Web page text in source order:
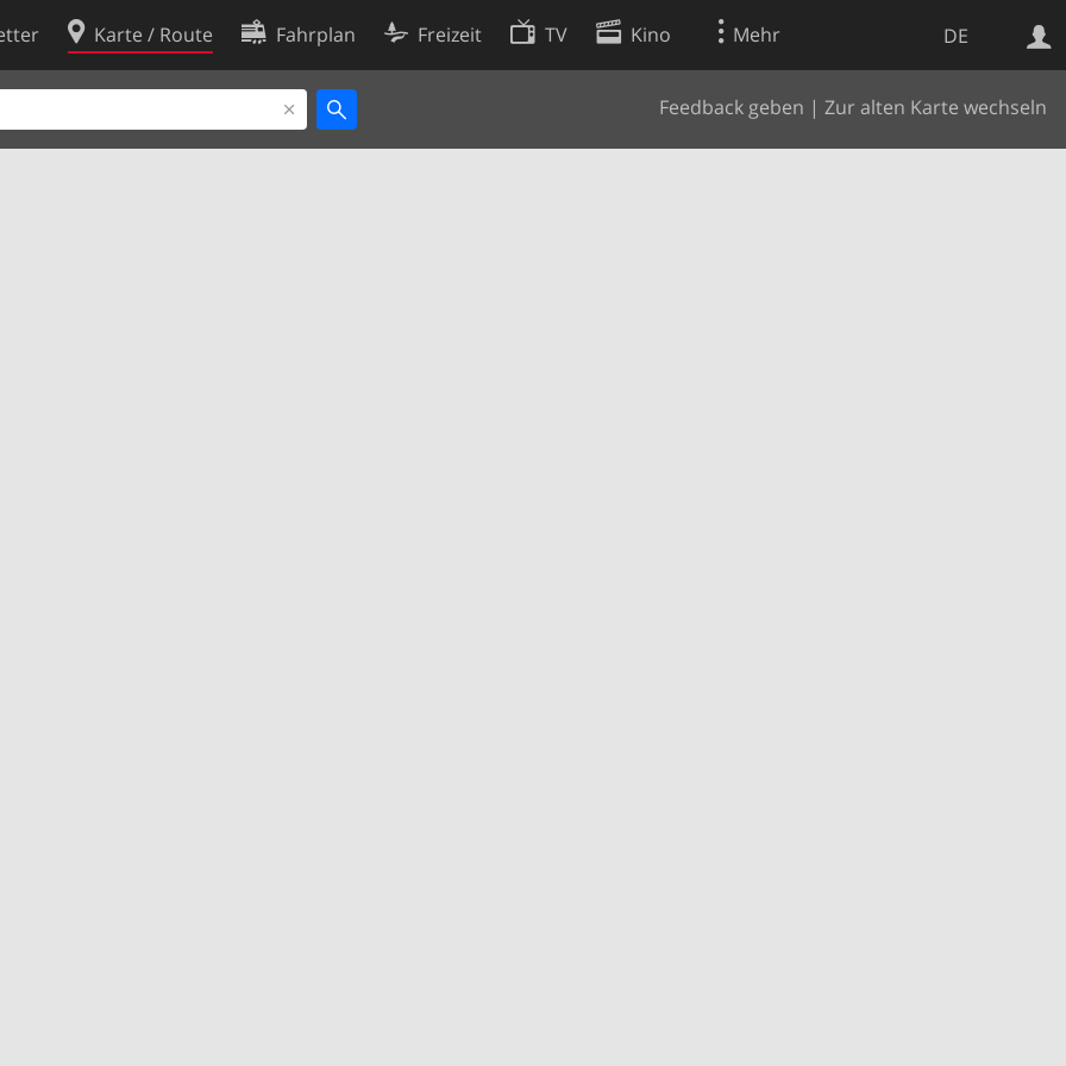
DE
Karte / Route Fahrplan Freizeit TV Kino Mehr
Feedback geben | Zur alten Karte wechseln
Websuche
Cookie-Richtlinie
Cookie-Einstellungen